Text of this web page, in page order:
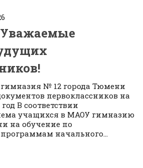
гимназия № 12 города Тюмени
первоклассников на
В соответствии
учащихся в МАОУ гимназию
на обучение по
начального...